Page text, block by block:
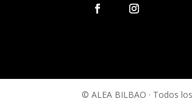
© ALEA BILBAO · Todos